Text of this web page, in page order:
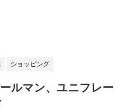
ショッピング
ルマン、ユニフレー